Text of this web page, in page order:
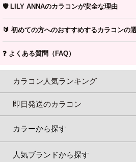
🛡️ LILY ANNAのカラコンが安全な理由
🔰 初めての方へのおすすめするカラコンの
❓ よくある質問（FAQ）
カラコン人気ランキング
即日発送のカラコン
カラーから探す
人気ブランドから探す